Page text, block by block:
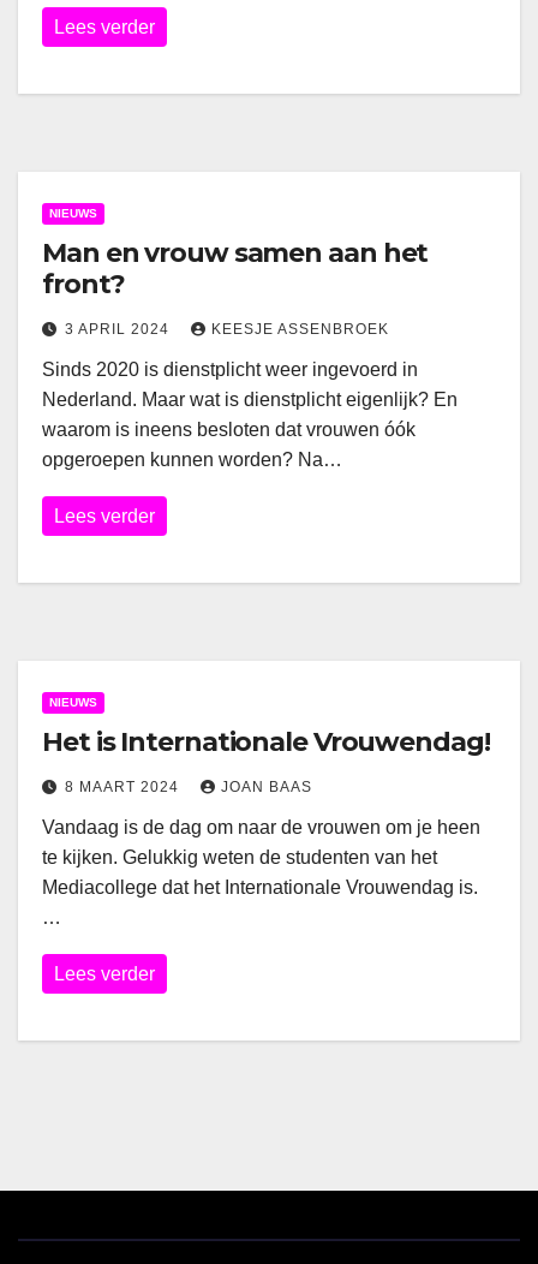
Lees verder
NIEUWS
Man en vrouw samen aan het
front?
3 APRIL 2024 KEESJE ASSENBROEK
Sinds 2020 is dienstplicht weer ingevoerd in
Nederland. Maar wat is dienstplicht eigenlijk? En
waarom is ineens besloten dat vrouwen óók
opgeroepen kunnen worden? Na…
Lees verder
NIEUWS
Het is Internationale Vrouwendag!
8 MAART 2024 JOAN BAAS
Vandaag is de dag om naar de vrouwen om je heen
te kijken. Gelukkig weten de studenten van het
Mediacollege dat het Internationale Vrouwendag is.
…
Lees verder